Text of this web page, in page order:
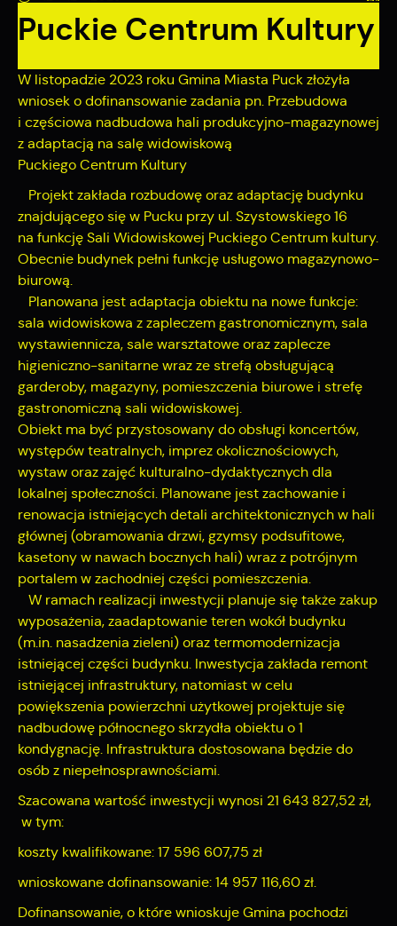
Puckie Centrum Kultury
W listopadzie 2023 roku Gmina Miasta Puck złożyła
wniosek o dofinansowanie zadania pn. Przebudowa
i częściowa nadbudowa hali produkcyjno-magazynowej
z adaptacją na salę widowiskową
Puckiego Centrum Kultury
Projekt zakłada rozbudowę oraz adaptację budynku
znajdującego się w Pucku przy ul. Szystowskiego 16
na funkcję Sali Widowiskowej Puckiego Centrum kultury.
Obecnie budynek pełni funkcję usługowo magazynowo-
biurową.
Planowana jest adaptacja obiektu na nowe funkcje:
sala widowiskowa z zapleczem gastronomicznym, sala
wystawiennicza, sale warsztatowe oraz zaplecze
higieniczno-sanitarne wraz ze strefą obsługującą
garderoby, magazyny, pomieszczenia biurowe i strefę
gastronomiczną sali widowiskowej.
Obiekt ma być przystosowany do obsługi koncertów,
występów teatralnych, imprez okolicznościowych,
wystaw oraz zajęć kulturalno-dydaktycznych dla
lokalnej społeczności. Planowane jest zachowanie i
renowacja istniejących detali architektonicznych w hali
głównej (obramowania drzwi, gzymsy podsufitowe,
kasetony w nawach bocznych hali) wraz z potrójnym
portalem w zachodniej części pomieszczenia.
W ramach realizacji inwestycji planuje się także zakup
wyposażenia, zaadaptowanie teren wokół budynku
(m.in. nasadzenia zieleni) oraz termomodernizacja
istniejącej części budynku. Inwestycja zakłada remont
istniejącej infrastruktury, natomiast w celu
powiększenia powierzchni użytkowej projektuje się
nadbudowę północnego skrzydła obiektu o 1
kondygnację. Infrastruktura dostosowana będzie do
osób z niepełnosprawnościami.
Szacowana wartość inwestycji wynosi 21 643 827,52 zł,
w tym:
koszty kwalifikowane: 17 596 607,75 zł
wnioskowane dofinansowanie: 14 957 116,60 zł.
Dofinansowanie, o które wnioskuje Gmina pochodzi
personalizację określonych funkcjonalności czy
Dzięki tym plikom cookies możemy zapewnić Ci większy
komfort korzystania z funkcjonalności naszej strony poprzez
dopasowanie jej do Twoich indywidualnych preferencji.
Wyrażenie zgody na funkcjonalne i personalizacyjne pliki
cookies gwarantuje dostępność większej ilości funkcji na
stronie.
Więcej
Analityczne
Analityczne pliki cookies pomagają nam rozwijać się i
Cookies analityczne pozwalają na uzyskanie informacji w
zakresie wykorzystywania witryny internetowej, miejsca oraz
częstotliwości, z jaką odwiedzane są nasze serwisy www.
Dane pozwalają nam na ocenę naszych serwisów
internetowych pod względem ich popularności wśród
użytkowników. Zgromadzone informacje są przetwarzane w
formie zanonimizowanej. Wyrażenie zgody na analityczne pliki
cookies gwarantuje dostępność wszystkich funkcjonalności.
Więcej
Reklamowe
Dzięki reklamowym plikom cookies prezentujemy Ci
najciekawsze informacje i aktualności na stronach naszych
partnerów.
Promocyjne pliki cookies służą do prezentowania Ci naszych
komunikatów na podstawie analizy Twoich upodobań oraz
Twoich zwyczajów dotyczących przeglądanej witryny
internetowej. Treści promocyjne mogą pojawić się na
stronach podmiotów trzecich lub firm będących naszymi
partnerami oraz innych dostawców usług. Firmy te działają w
charakterze pośredników prezentujących nasze treści w
postaci wiadomości, ofert, komunikatów mediów
społecznościowych.
Więcej